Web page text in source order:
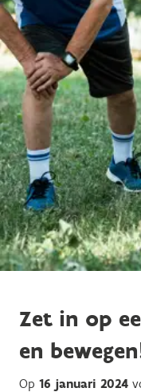
Zet in op
en
Op 16 januari 2024